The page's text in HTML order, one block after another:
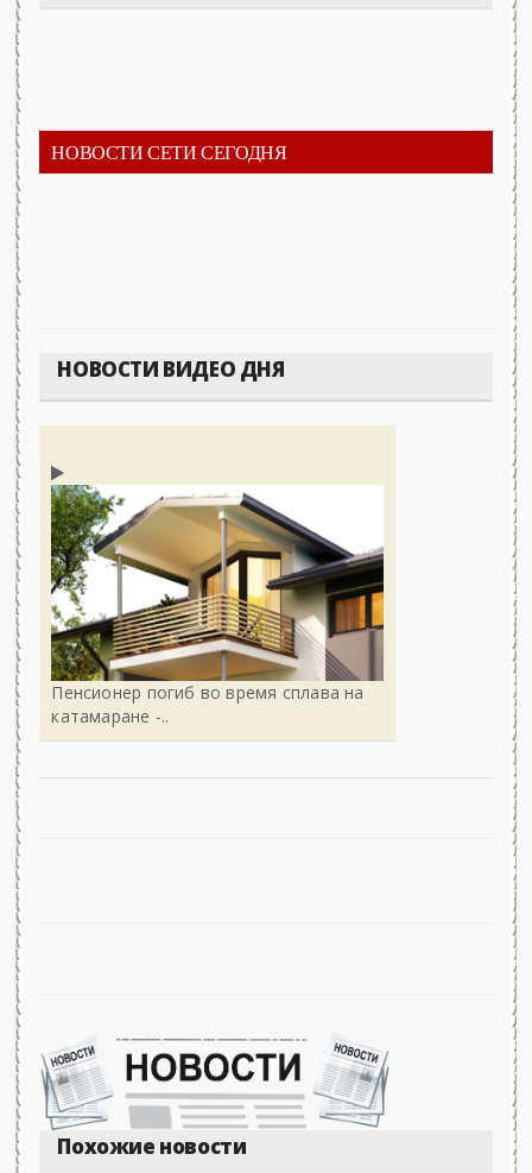
НОВОСТИ СЕТИ СЕГОДНЯ
НОВОСТИ ВИДЕО ДНЯ
Пенсионер погиб во время сплава на
катамаране -..
Похожие новости